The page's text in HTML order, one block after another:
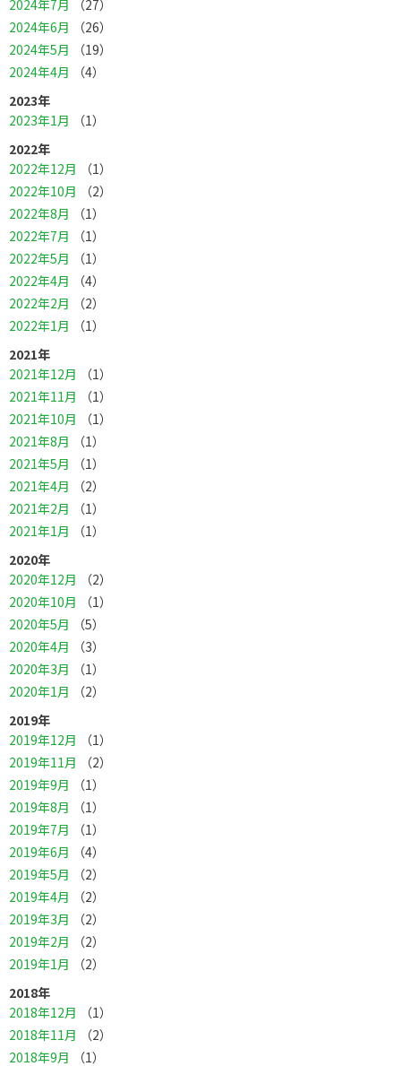
2024年7月
（27）
2024年6月
（26）
2024年5月
（19）
2024年4月
（4）
2023年
2023年1月
（1）
2022年
2022年12月
（1）
2022年10月
（2）
2022年8月
（1）
2022年7月
（1）
2022年5月
（1）
2022年4月
（4）
2022年2月
（2）
2022年1月
（1）
2021年
2021年12月
（1）
2021年11月
（1）
2021年10月
（1）
2021年8月
（1）
2021年5月
（1）
2021年4月
（2）
2021年2月
（1）
2021年1月
（1）
2020年
2020年12月
（2）
2020年10月
（1）
2020年5月
（5）
2020年4月
（3）
2020年3月
（1）
2020年1月
（2）
2019年
2019年12月
（1）
2019年11月
（2）
2019年9月
（1）
2019年8月
（1）
2019年7月
（1）
2019年6月
（4）
2019年5月
（2）
2019年4月
（2）
2019年3月
（2）
2019年2月
（2）
2019年1月
（2）
2018年
2018年12月
（1）
2018年11月
（2）
2018年9月
（1）